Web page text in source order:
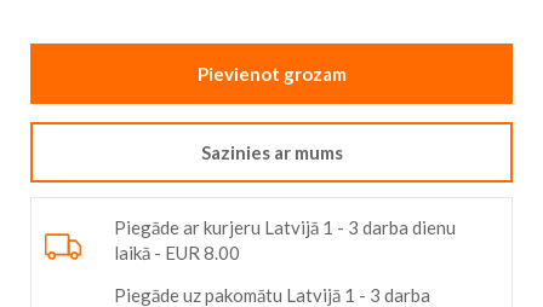
Pievienot grozam
Sazinies ar mums
Piegāde ar kurjeru Latvijā 1 - 3 darba dienu
laikā - EUR 8.00
Piegāde uz pakomātu Latvijā 1 - 3 darba